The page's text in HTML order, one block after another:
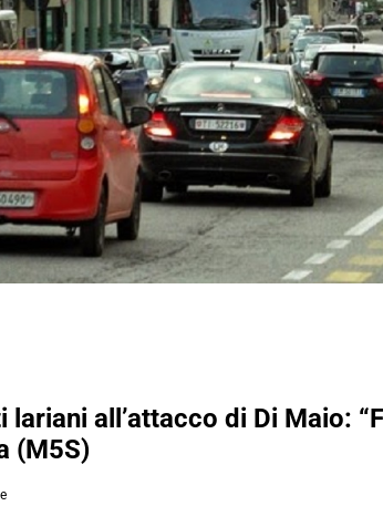
lariani all’attacco di Di Maio:
(M5S)